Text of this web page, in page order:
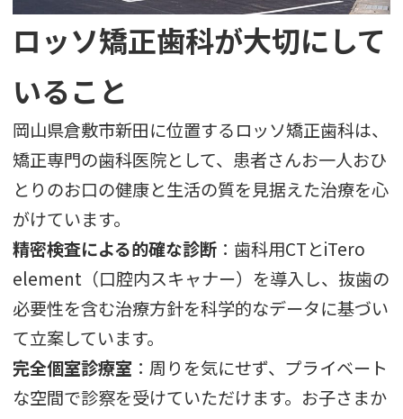
ロッソ矯正歯科が大切にして
いること
岡山県倉敷市新田に位置するロッソ矯正歯科は、
矯正専門の歯科医院として、患者さんお一人おひ
とりのお口の健康と生活の質を見据えた治療を心
がけています。
精密検査による的確な診断 ：歯科用CTとiTero
element（口腔内スキャナー）を導入し、抜歯の
必要性を含む治療方針を科学的なデータに基づい
て立案しています。
完全個室診療室 ：周りを気にせず、プライベート
な空間で診察を受けていただけます。お子さまか